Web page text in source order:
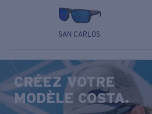
SAN CARLOS
CRÉEZ VOTRE
MODÈLE COSTA.